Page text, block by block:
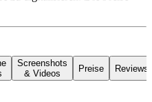
Screenshots
& Videos
Preise Reviews